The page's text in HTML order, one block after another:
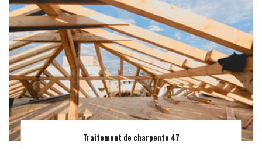
Traitement de charpente 47